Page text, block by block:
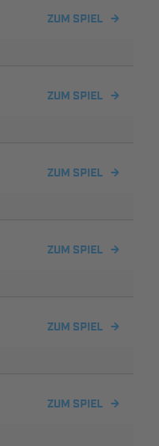
ZUM SPIEL
ZUM SPIEL
ZUM SPIEL
ZUM SPIEL
ZUM SPIEL
ZUM SPIEL